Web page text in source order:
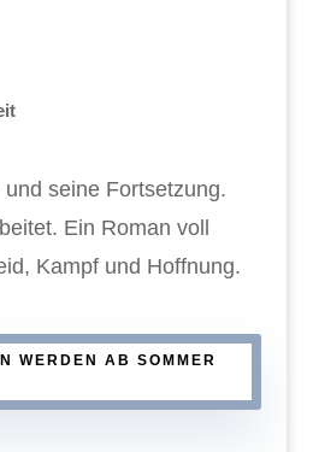
und seine Fortsetzung.
Ein Roman voll
Kampf und Hoffnung.
WERDEN AB SOMMER